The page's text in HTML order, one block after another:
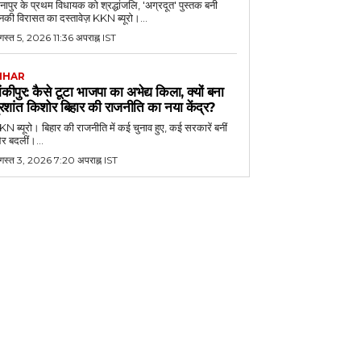
के प्रथम विधायक को श्रद्धांजलि, 'अग्रदूत' पुस्तक बनी
विरासत का दस्तावेज़ KKN ब्यूरो।...
5, 2026 11:36 अपराह्न IST
कैसे टूटा भाजपा का अभेद्य किला, क्यों बना
किशोर बिहार की राजनीति का नया केंद्र?
ब्यूरो। बिहार की राजनीति में कई चुनाव हुए, कई सरकारें बनीं
बदलीं।...
3, 2026 7:20 अपराह्न IST